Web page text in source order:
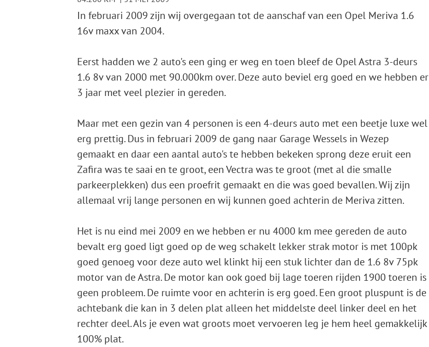
In februari 2009 zijn wij overgegaan tot de aanschaf van een Opel Meriva 1.6
16v maxx van 2004.
Eerst hadden we 2 auto's een ging er weg en toen bleef de Opel Astra 3-deurs
1.6 8v van 2000 met 90.000km over. Deze auto beviel erg goed en we hebben er
3 jaar met veel plezier in gereden.
Maar met een gezin van 4 personen is een 4-deurs auto met een beetje luxe wel
erg prettig. Dus in februari 2009 de gang naar Garage Wessels in Wezep
gemaakt en daar een aantal auto's te hebben bekeken sprong deze eruit een
Zafira was te saai en te groot, een Vectra was te groot (met al die smalle
parkeerplekken) dus een proefrit gemaakt en die was goed bevallen. Wij zijn
allemaal vrij lange personen en wij kunnen goed achterin de Meriva zitten.
Het is nu eind mei 2009 en we hebben er nu 4000 km mee gereden de auto
bevalt erg goed ligt goed op de weg schakelt lekker strak motor is met 100pk
goed genoeg voor deze auto wel klinkt hij een stuk lichter dan de 1.6 8v 75pk
motor van de Astra. De motor kan ook goed bij lage toeren rijden 1900 toeren is
geen probleem. De ruimte voor en achterin is erg goed. Een groot pluspunt is de
achtebank die kan in 3 delen plat alleen het middelste deel linker deel en het
rechter deel. Als je even wat groots moet vervoeren leg je hem heel gemakkelijk
100% plat.